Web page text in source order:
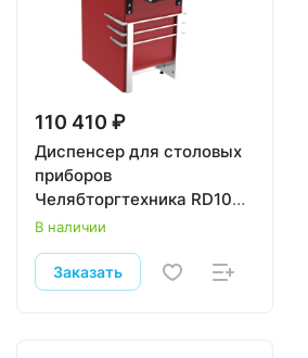
110 410 ₽
Диспенсер для столовых
приборов
Челябторгтехника RD10А
Case
В наличии
Заказать